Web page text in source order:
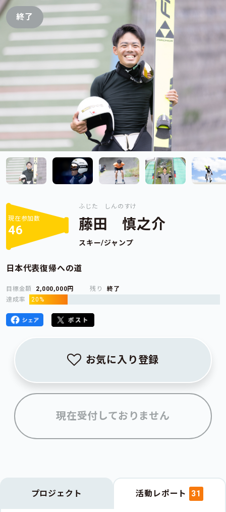
終了
現在参加数
46
ふじた しんのすけ
藤田 慎之介
スキー/ジャンプ
日本代表復帰への道
目標金額 2,000,000円 残り
終了
達成率
20%
お気に入り登録
現在受付しておりません
プロジェクト 活動レポート 31